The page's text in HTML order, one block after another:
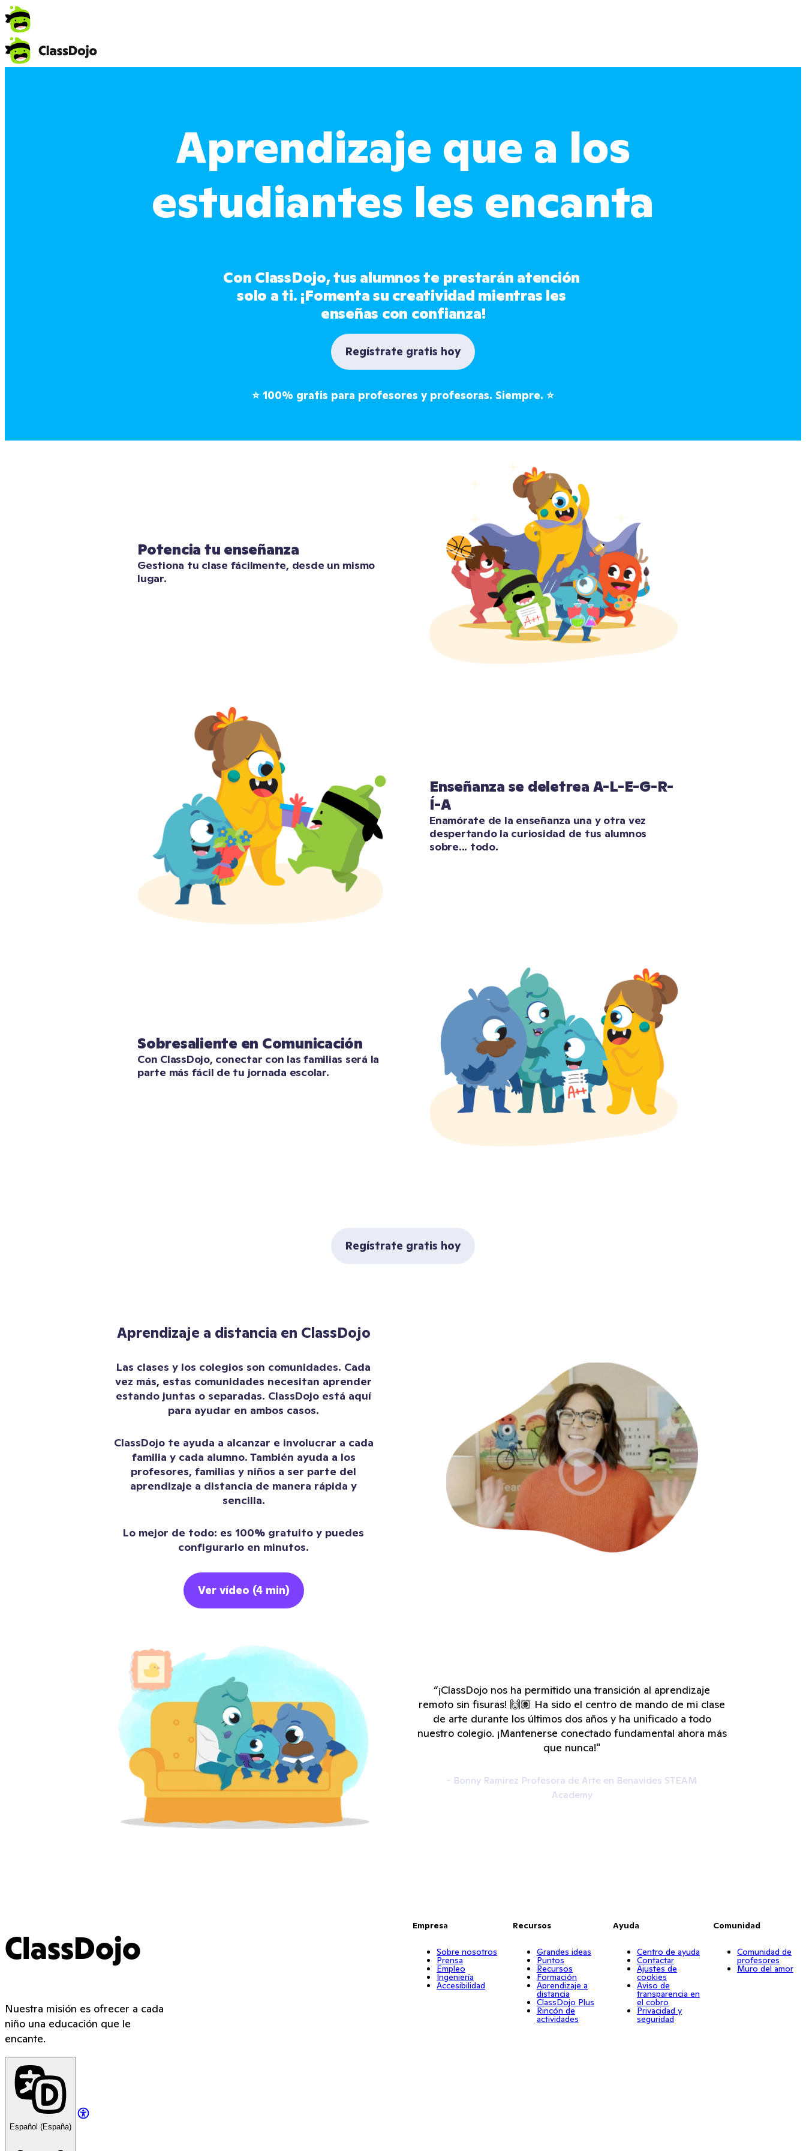
Aprendizaje que a los
estudiantes les encanta
Con ClassDojo, tus alumnos te prestarán atención
solo a ti. ¡Fomenta su creatividad mientras les
enseñas con confianza!
Regístrate gratis hoy
⭐ 100% gratis para profesores y profesoras. Siempre. ⭐
Potencia tu enseñanza
Gestiona tu clase fácilmente, desde un mismo
lugar.
Enseñanza se deletrea A-L-E-G-R-
Í-A
Enamórate de la enseñanza una y otra vez
despertando la curiosidad de tus alumnos
sobre... todo.
Sobresaliente en Comunicación
Con ClassDojo, conectar con las familias será la
parte más fácil de tu jornada escolar.
Regístrate gratis hoy
Aprendizaje a distancia en ClassDojo
Las clases y los colegios son comunidades. Cada
vez más, estas comunidades necesitan aprender
estando juntas o separadas. ClassDojo está aquí
para ayudar en ambos casos.
ClassDojo te ayuda a alcanzar e involucrar a cada
familia y cada alumno. También ayuda a los
profesores, familias y niños a ser parte del
aprendizaje a distancia de manera rápida y
sencilla.
Lo mejor de todo: es 100% gratuito y puedes
configurarlo en minutos.
Ver vídeo (4 min)
“¡ClassDojo nos ha permitido una transición al aprendizaje
remoto sin fisuras! 🙌🏽 Ha sido el centro de mando de mi clase
de arte durante los últimos dos años y ha unificado a todo
nuestro colegio. ¡Mantenerse conectado fundamental ahora más
que nunca!"
- Bonny Ramirez Profesora de Arte en Benavides STEAM
Academy
ClassDojo
Nuestra misión es ofrecer a cada
niño una educación que le
encante.
Español (España)
Empresa
Sobre nosotros
Prensa
Empleo
Ingeniería
Accesibilidad
Recursos
Grandes ideas
Puntos
Recursos
Formación
Aprendizaje a
distancia
ClassDojo Plus
Rincón de
actividades
Ayuda
Centro de ayuda
Contactar
Ajustes de
cookies
Aviso de
transparencia en
el cobro
Privacidad y
seguridad
Comunidad
Comunidad de
profesores
Muro del amor